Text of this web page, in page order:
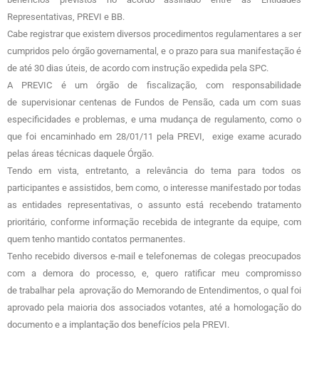
Representativas, PREVI e BB.
Cabe registrar que existem diversos procedimentos regulamentares a ser
cumpridos pelo órgão governamental, e o prazo para sua manifestação é
de até 30 dias úteis, de acordo com instrução expedida pela SPC.
A PREVIC é um órgão de fiscalização, com responsabilidade
de supervisionar centenas de Fundos de Pensão, cada um com suas
especificidades e problemas, e uma mudança de regulamento, como o
que foi encaminhado em 28/01/11 pela PREVI, exige exame acurado
pelas áreas técnicas daquele Órgão.
Tendo em vista, entretanto, a relevância do tema para todos os
participantes e assistidos, bem como, o interesse manifestado por todas
as entidades representativas, o assunto está recebendo tratamento
prioritário, conforme informação recebida de integrante da equipe, com
quem tenho mantido contatos permanentes.
Tenho recebido diversos e-mail e telefonemas de colegas preocupados
com a demora do processo, e, quero ratificar meu compromisso
de trabalhar pela aprovação do Memorando de Entendimentos, o qual foi
aprovado pela maioria dos associados votantes, até a homologação do
documento e a implantação dos benefícios pela PREVI.